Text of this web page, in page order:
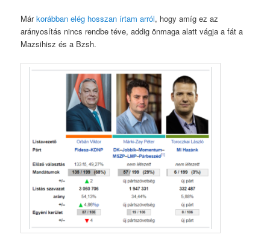
Márkorábban elég hosszan írtam arról, hogy amíg ez az
arányosítás nincs rendbe téve, addig önmaga alatt vágja a fát a
Mazsihisz és a Bzsh.